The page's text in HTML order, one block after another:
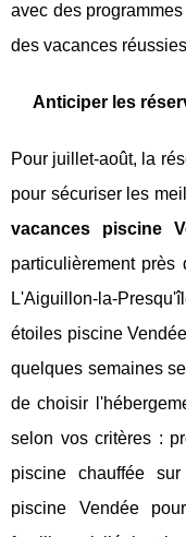
avec des
des vacances
Anticiper les
Pour juillet-août, la
pour sécuriser les
vacances piscine
particulièrement près
L'Aiguillon-la-
étoiles piscine
quelques semaines
de choisir
selon vos critères :
piscine chauffée
piscine Vendée